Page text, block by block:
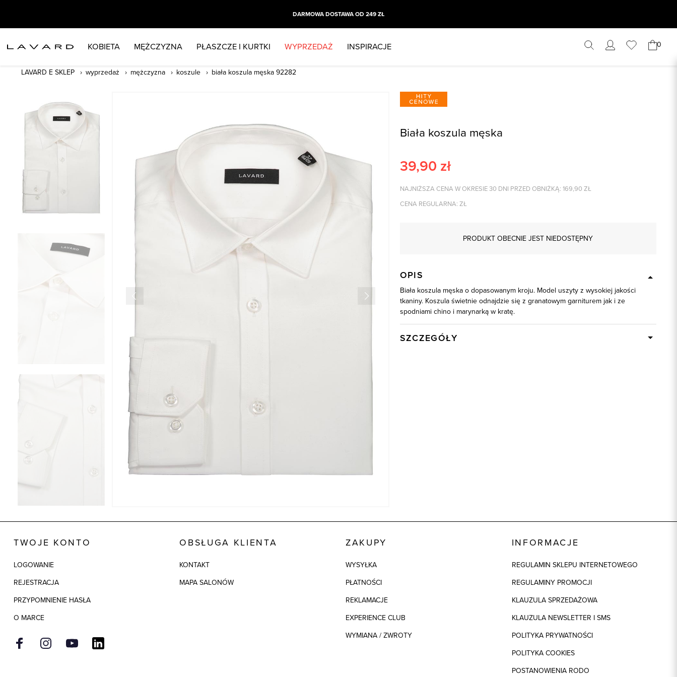
DARMOWA DOSTAWA OD 249 ZŁ
KOBIETA MĘŻCZYZNA PŁASZCZE I KURTKI WYPRZEDAŻ INSPIRACJE 0
LAVARD E SKLEP wyprzedaż mężczyzna koszule biała koszula męska 92282
Biała koszula męska
39,90 zł
NAJNIŻSZA CENA W OKRESIE 30 DNI PRZED OBNIŻKĄ: 169,90 ZŁ
CENA REGULARNA: ZŁ
PRODUKT OBECNIE JEST NIEDOSTĘPNY
OPIS
Biała koszula męska o dopasowanym kroju. Model uszyty z wysokiej jakości
tkaniny. Koszula świetnie odnajdzie się z granatowym garniturem jak i ze
spodniami chino i marynarką w kratę.
SZCZEGÓŁY
TWOJE KONTO
LOGOWANIE
REJESTRACJA
PRZYPOMNIENIE HASŁA
O MARCE
OBSŁUGA KLIENTA
KONTAKT
MAPA SALONÓW
ZAKUPY
WYSYŁKA
PŁATNOŚCI
REKLAMACJE
EXPERIENCE CLUB
WYMIANA / ZWROTY
INFORMACJE
REGULAMIN SKLEPU INTERNETOWEGO
REGULAMINY PROMOCJI
KLAUZULA SPRZEDAŻOWA
KLAUZULA NEWSLETTER I SMS
POLITYKA PRYWATNOŚCI
POLITYKA COOKIES
POSTANOWIENIA RODO